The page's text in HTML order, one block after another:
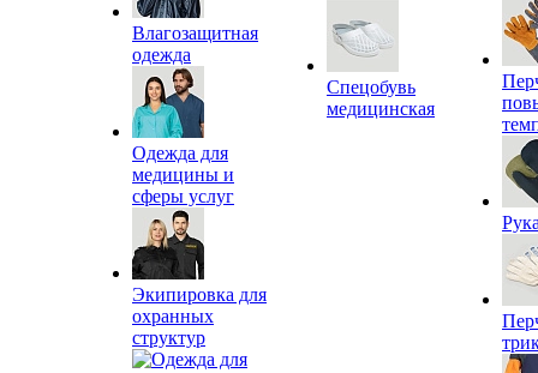
Влагозащитная
одежда
Одежда для
медицины и
сферы услуг
Экипировка для
охранных
структур
Спецобувь
медицинская